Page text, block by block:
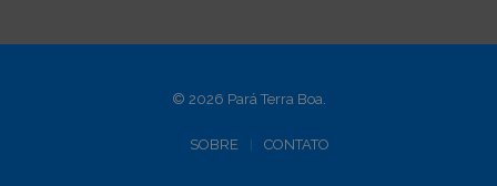
© 2026 Pará Terra Boa.
SOBRE CONTATO